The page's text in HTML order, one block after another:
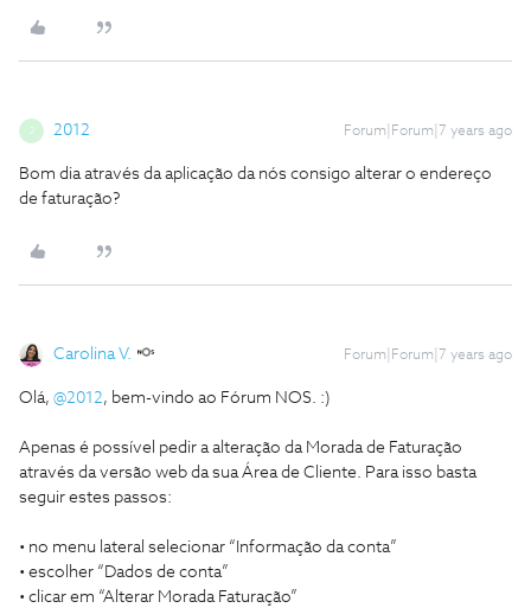
2 2012 Forum|Forum|7 years ago
Bom dia através da aplicação da nós consigo alterar o endereço
de faturação?
Carolina V. Forum|Forum|7 years ago
Olá, @2012, bem-vindo ao Fórum NOS. :)
Apenas é possível pedir a alteração da Morada de Faturação
através da versão web da sua Área de Cliente. Para isso basta
seguir estes passos:
• no menu lateral selecionar “Informação da conta”
• escolher “Dados de conta”
• clicar em “Alterar Morada Faturação”